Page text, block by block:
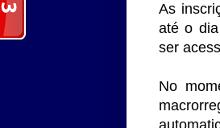
As
até o
ser
No